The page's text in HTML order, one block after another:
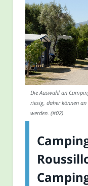
Die Auswahl an
riesig, daher können
werden. (#02)